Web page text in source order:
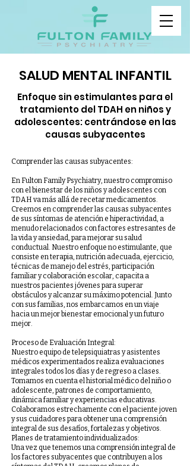
SALUD MENTAL INFANTIL
Enfoque sin estimulantes para el
tratamiento del TDAH en niños y
adolescentes: centrándose en las
causas subyacentes
Comprender las causas subyacentes:
En Fulton Family Psychiatry, nuestro compromiso
con el bienestar de los niños y adolescentes con
TDAH va más allá de recetar medicamentos.
Creemos en comprender las causas subyacentes
de sus síntomas de atención e hiperactividad, a
menudo relacionados con factores estresantes de
la vida y ansiedad, para mejorar su salud
conductual. Nuestro enfoque no estimulante, que
consiste en terapia, nutrición adecuada, ejercicio,
técnicas de manejo del estrés, participación
familiar y colaboración escolar, capacita a
nuestros pacientes jóvenes para superar
obstáculos y alcanzar su máximo potencial. Junto
con sus familias, nos embarcamos en un viaje
hacia un mejor bienestar emocional y un futuro
mejor.
Proceso de Evaluación Integral:
Nuestro equipo de telepsiquiatras y asistentes
médicos experimentados realiza evaluaciones
integrales todos los días y de regreso a clases.
Tomamos en cuenta el historial médico del niño o
adolescente, patrones de comportamiento,
dinámica familiar y experiencias educativas.
Colaboramos estrechamente con el paciente joven
y sus cuidadores para obtener una comprensión
integral de sus desafíos, fortalezas y objetivos.
Planes de tratamiento individualizados:
Una vez que tenemos una comprensión integral de
los factores subyacentes que contribuyen a los